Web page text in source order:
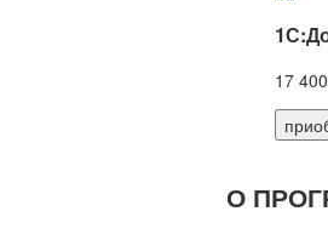
17
О